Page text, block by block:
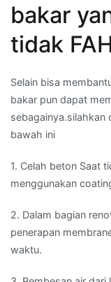
bakar
tidak
Selain bisa
bakar pun dapat
sebagainya.silahkan
bawah ini
1. Celah beton Saat
menggunakan
2. Dalam bagian
penerapan
waktu.